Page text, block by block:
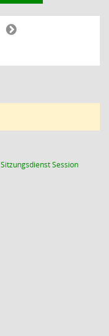
SitzungsdienstSession(Wird in